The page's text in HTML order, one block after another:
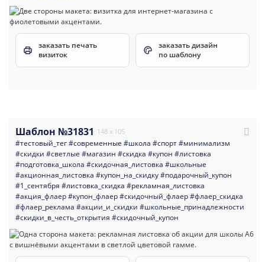
заказать печать
визиток
заказать дизайн
по шаблону
Шаблон №31831 148 x 105
#тестовый_тег#современные #школа #спорт#минимализм
#скидки #светлые #магазин #скидка #купон #листовка
#подготовка_школа #скидочная_листовка #школьные
#акционная_листовка #купон_на_скидку#подарочный_купон
#1_сентября #листовка_скидка #рекламная_листовка
#акция_флаер#купон_флаер#скидочный_флаер#флаер_скидка
#флаер_реклама #акции_и_скидки #школьные_принадлежности
#скидки_в_честь_открытия #скидочный_купон